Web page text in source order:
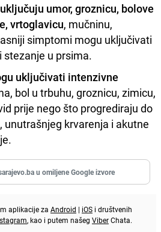
uključuju umor, groznicu, bolove
vrtoglavicu, mučninu,
simptomi mogu uključivati
stezanje u prsima.
uključivati ​​intenzivne
bol u trbuhu, groznicu, zimicu,
prije nego što progrediraju do
unutrašnjeg krvarenja i akutne
u omiljene Google izvore
aplikacije za Android | iOS i društvenih
, kao i putem našeg ViberChata.